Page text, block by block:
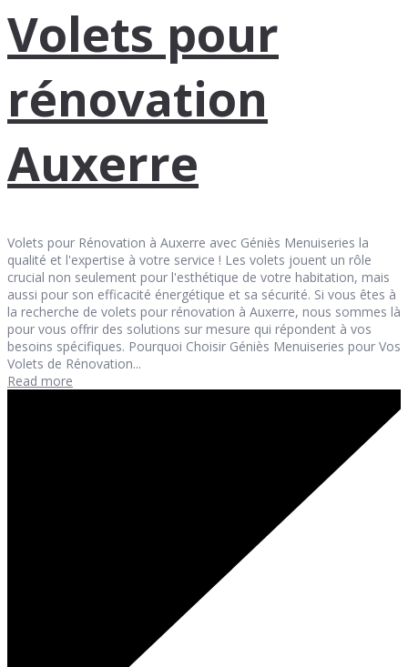
Volets pour
rénovation
Auxerre
Volets pour Rénovation à Auxerre avec Géniès Menuiseries la
qualité et l'expertise à votre service ! Les volets jouent un rôle
crucial non seulement pour l'esthétique de votre habitation, mais
aussi pour son efficacité énergétique et sa sécurité. Si vous êtes à
la recherche de volets pour rénovation à Auxerre, nous sommes là
pour vous offrir des solutions sur mesure qui répondent à vos
besoins spécifiques. Pourquoi Choisir Géniès Menuiseries pour Vos
Volets de Rénovation...
Read more